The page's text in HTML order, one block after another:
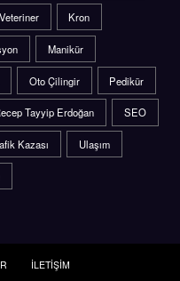
Kron
Manikür
Oto Çilingir Pedikür
Tayyip Erdoğan SEO
Kazası Ulaşım
İLETİŞİM